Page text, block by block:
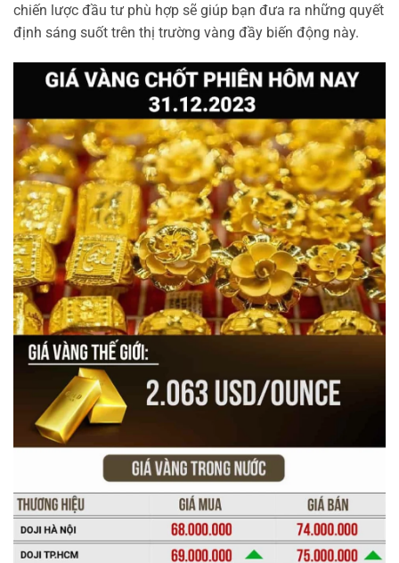
chiến lược đầu tư phù hợp sẽ giúp bạn đưa ra những quyết
định sáng suốt trên thị trường vàng đầy biến động này.